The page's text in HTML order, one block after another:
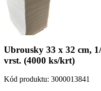
Ubrousky 33 x 32 cm,
vrst. (4000 ks/krt)
Kód produktu: 3000013841